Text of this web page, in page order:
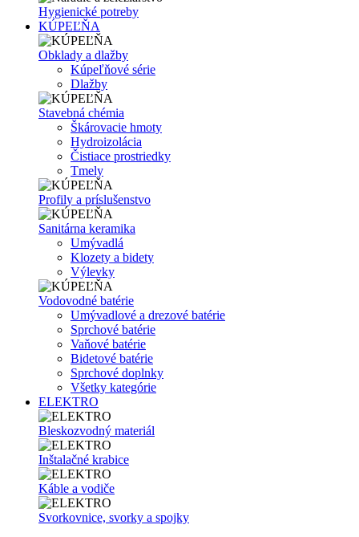
Hygienické potreby
KÚPEĽŇA
Obklady a dlažby
Kúpeľňové série
Dlažby
Stavebná chémia
Škárovacie hmoty
Hydroizolácia
Čistiace prostriedky
Tmely
Profily a príslušenstvo
Sanitárna keramika
Umývadlá
Klozety a bidety
Výlevky
Vodovodné batérie
Umývadlové a drezové batérie
Sprchové batérie
Vaňové batérie
Bidetové batérie
Sprchové doplnky
Všetky kategórie
ELEKTRO
Bleskozvodný materiál
Inštalačné krabice
Káble a vodiče
Svorkovnice, svorky a spojky